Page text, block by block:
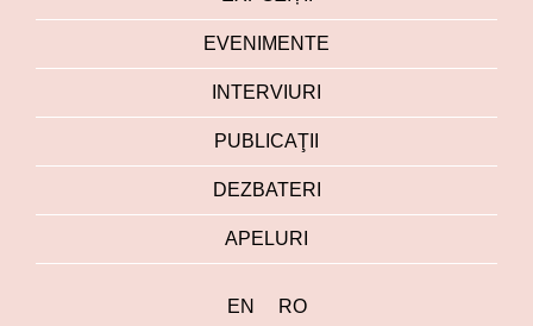
EVENIMENTE
INTERVIURI
PUBLICAŢII
DEZBATERI
APELURI
EN RO